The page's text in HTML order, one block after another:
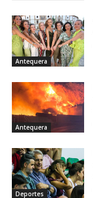
Antequera
Antequera
Deportes